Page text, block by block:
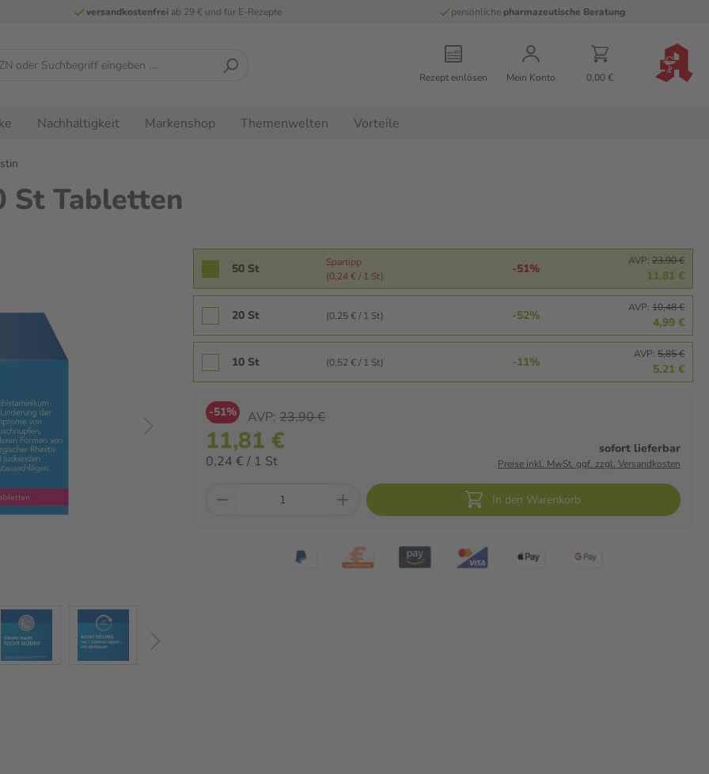
versandkostenfreiab 29 € und für E-Rezepte persönliche pharmazeutische Beratung
Rezept einlösen Mein Konto 0,00 €
Nachhaltigkeit Markenshop Themenwelten Vorteile
St Tabletten
50 St
Spartipp
(0,24 € / 1 St)
-51%
AVP: 23,90 €
11,81 €
20 St (0,25 € / 1 St) -52%
AVP: 10,48 €
4,99 €
10 St (0,52 € / 1 St) -11%
AVP: 5,85 €
5,21 €
-51% AVP: 23,90 €
11,81 €
0,24 € / 1 St
sofort lieferbar
Preise inkl. MwSt. ggf. zzgl. Versandkosten
In den Warenkorb